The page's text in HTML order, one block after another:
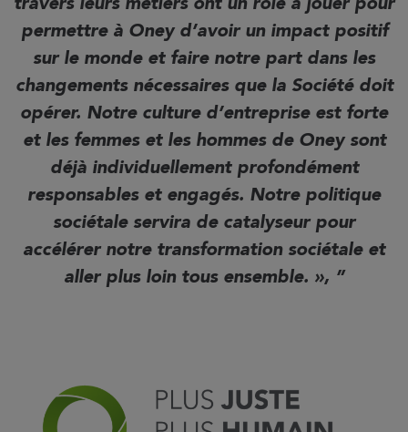
travers leurs métiers ont un rôle à jouer pour
permettre à Oney d’avoir un impact positif
sur le monde et faire notre part dans les
changements nécessaires que la Société doit
opérer. Notre culture d’entreprise est forte
et les femmes et les hommes de Oney sont
déjà individuellement profondément
responsables et engagés. Notre politique
sociétale servira de catalyseur pour
accélérer notre transformation sociétale et
aller plus loin tous ensemble. »,